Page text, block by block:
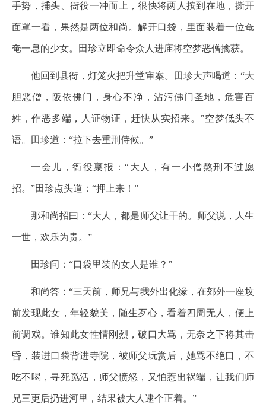
手势，捕头、衙役一冲而上，很快将两人按到在地，撕开
面罩一看，果然是两位和尚。解开口袋，里面装着一位奄
奄一息的少女。田珍立即命令众人进庙将空梦恶僧擒获。
他回到县衙，灯笼火把升堂审案。田珍大声喝道：“大
胆恶僧，阪依佛门，身心不净，沾污佛门圣地，危害百
姓，作恶多端，人证物证，赶快从实招来。”空梦低头不
语。田珍道：“拉下去重刑侍候。”
一会儿，衙役禀报：“大人，有一小僧熬刑不过愿
招。”田珍点头道：“押上来！”
那和尚招曰：“大人，都是师父让干的。师父说，人生
一世，欢乐为贵。”
田珍问：“口袋里装的女人是谁？”
和尚答：“三天前，师兄与我外出化缘，在郊外一座坟
前发现此女，年轻貌美，随生歹心，看着四周无人，便上
前调戏。谁知此女性情刚烈，破口大骂，无奈之下将其击
昏，装进口袋背进寺院，被师父玩赏后，她骂不绝口，不
吃不喝，寻死觅活，师父愤怒，又怕惹出祸端，让我们师
兄三更后扔进河里，结果被大人逮个正着。”